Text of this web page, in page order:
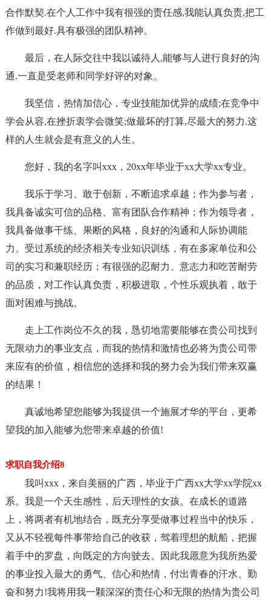
合作默契.在个人工作中我有很强的责任感,我能认真负责,把工
作做到最好.具有极强的团队精神。
最后，在人际交往中我以诚待人,能够与人进行良好的沟
通.一直是受老师和同学好评的对象。
我坚信，热情加信心，专业技能加优异的成绩;在竞争中
学会从容,在挫折衷学会微笑;做最坏的打算,尽最大的努力.这
样的人生就会是有意义的人生。
您好，我的名字叫xxx，20xx年毕业于xx大学xx专业。
我乐于学习、敢于创新，不断追求卓越；作为参与者，
我具备诚实可信的品格、富有团队合作精神；作为领导者，
我具备做事干练、果断的风格，良好的沟通和人际协调能
力。受过系统的经济相关专业知识训练，有在多家单位和公
司的实习和兼职经历；有很强的忍耐力、意志力和吃苦耐劳
的品质，对工作认真负责，积极进取，个性乐观执着，敢于
面对困难与挑战。
走上工作岗位不久的我，恳切地需要能够在贵公司找到
无限动力的事业支点，而我的热情和激情也必将为贵公司带
来应有的价值，相信您的选择和我的努力会为我们带来双赢
的结果！
真诚地希望您能够为我提供一个施展才华的平台，更希
望我的加入能够为您带来卓越的价值!
求职自我介绍8
我叫xxx，来自美丽的广西，毕业于广西xx大学xx学院xx
系。我是一个天生感性，后天理性的女孩。在成长的道路
上，将两者有机地结合，既充分享受做事过程当中的快乐，
又从不轻视每件事带给自己的收获，驾着理想的航船，把握
着手中的罗盘，向既定的方向驶去。因此我愿意为我所热爱
的事业投入最大的勇气、信心和热情，付出青春的汗水、勤
奋和努力!我将用我一颗深深的责任心和无限的热情为贵公司